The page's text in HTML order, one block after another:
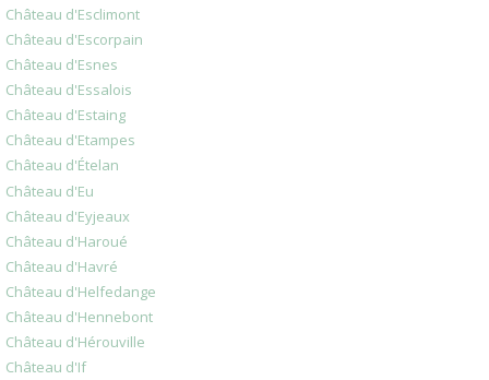
Château d'Esclimont
Château d'Escorpain
Château d'Esnes
Château d'Essalois
Château d'Estaing
Château d'Etampes
Château d'Ételan
Château d'Eu
Château d'Eyjeaux
Château d'Haroué
Château d'Havré
Château d'Helfedange
Château d'Hennebont
Château d'Hérouville
Château d'If